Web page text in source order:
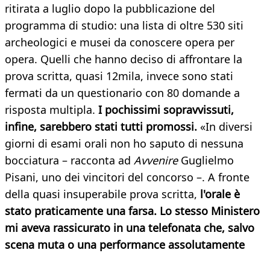
ritirata a luglio dopo la pubblicazione del
programma di studio: una lista di oltre 530 siti
archeologici e musei da conoscere opera per
opera. Quelli che hanno deciso di affrontare la
prova scritta, quasi 12mila, invece sono stati
fermati da un questionario con 80 domande a
risposta multipla. I pochissimi sopravvissuti,
infine, sarebbero stati tutti promossi. «In diversi
giorni di esami orali non ho saputo di nessuna
bocciatura – racconta ad Avvenire Guglielmo
Pisani, uno dei vincitori del concorso –. A fronte
della quasi insuperabile prova scritta, l'orale è
stato praticamente una farsa. Lo stesso Ministero
mi aveva rassicurato in una telefonata che, salvo
scena muta o una performance assolutamente